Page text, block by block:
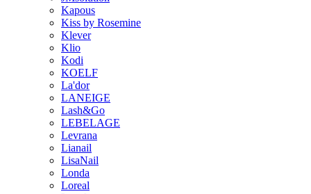
Kapous
Kiss by Rosemine
Klever
Klio
Kodi
KOELF
La'dor
LANEIGE
Lash&Go
LEBELAGE
Levrana
Lianail
LisaNail
Londa
Loreal